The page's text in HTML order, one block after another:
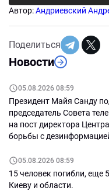
Новости
05.08.2026 08:59
Президент Майя Санду
председатель Совета
на пост директора
борьбы с
05.08.2026 08:59
15 человек погибли, еще
Киеву и области.
Автор:Андриевский
Поделиться